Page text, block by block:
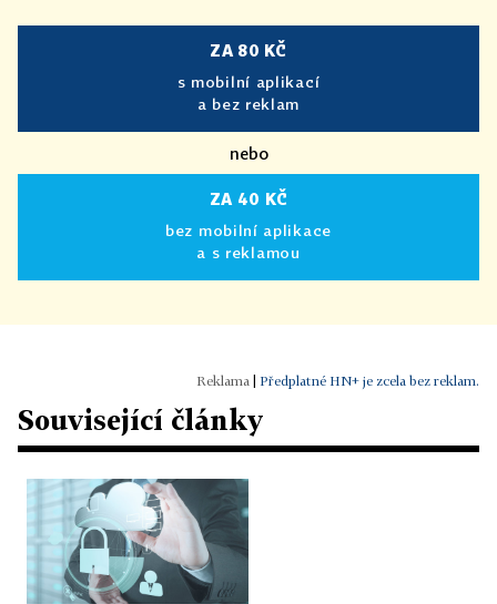
ZA 80 KČ
s mobilní aplikací
a bez reklam
nebo
ZA 40 KČ
bez mobilní aplikace
a s reklamou
Předplatné HN+ je zcela bez reklam.
Související články